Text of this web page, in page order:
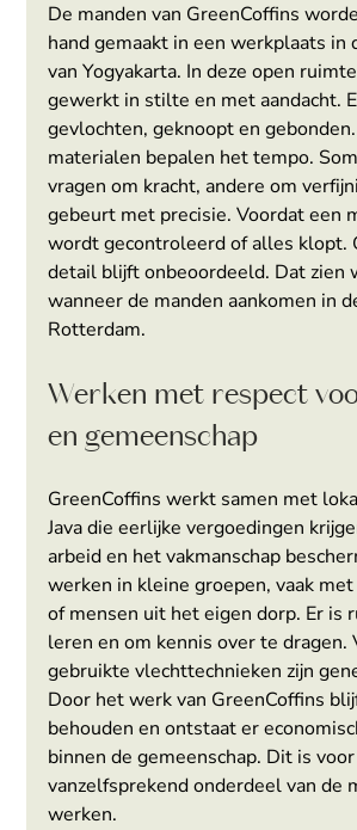
De manden van GreenCoffins
hand gemaakt in een werkplaats in
van Yogyakarta. In deze open
gewerkt in stilte en met aandacht.
gevlochten, geknoopt en
materialen bepalen het tempo.
vragen om kracht, andere om
gebeurt met precisie. Voordat een
wordt gecontroleerd of alles klopt.
detail blijft onbeoordeeld. Dat zien
wanneer de manden aankomen in
Rotterdam.
Werken met respect
en gemeenschap
GreenCoffins werkt samen met
Java die eerlijke vergoedingen
arbeid en het vakmanschap
werken in kleine groepen, vaak
of mensen uit het eigen dorp. Er is
leren en om kennis over te dragen.
gebruikte vlechttechnieken zijn
Door het werk van GreenCoffins
behouden en ontstaat er
binnen de gemeenschap. Dit is
vanzelfsprekend onderdeel van de
werken.